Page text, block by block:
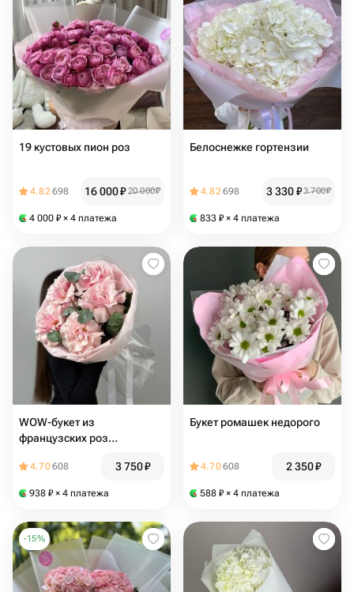
19 кустовых пион роз
4.82698 16 000₽ 20 000₽
4 000 ₽ × 4 платежа
Белоснежке гортензии
4.82698 3 330₽3 700₽
833 ₽ × 4 платежа
WOW-букет из
французских роз
4.70608 3 750₽
938 ₽ × 4 платежа
Букет ромашек недорого
4.70608 2 350₽
588 ₽ × 4 платежа
-15%